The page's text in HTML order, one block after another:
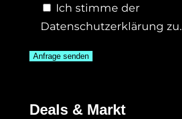
Ich stimme der
Datenschutzerklärung zu.
Deals & Markt